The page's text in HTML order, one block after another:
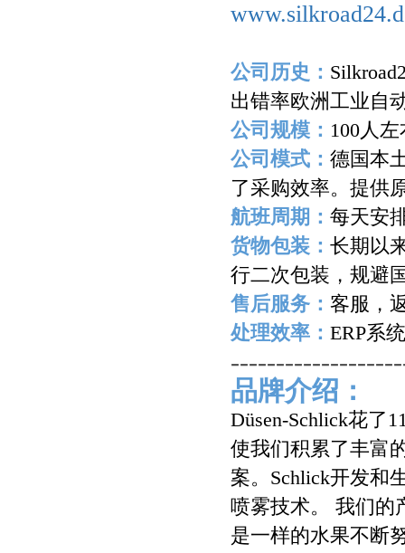
公司历史：
出错率欧洲工业自
公司规模： 100人左
公司模式： 德国本
了采购效率。提供
航班周期： 每天安
货物包装： 长期以
行二次包装，规避
售后服务： 客服，
处理效率： ERP系
品牌介绍：
Düsen-Schlick花了
使我们积累了丰富
案。Schlick开发和
喷雾技术。 我们的
是一样的水果不断